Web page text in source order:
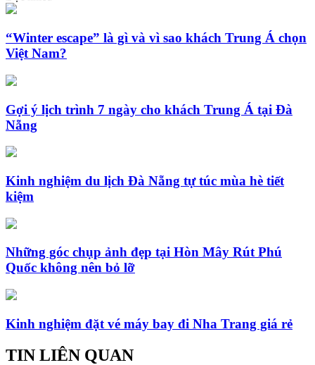
“Winter escape” là gì và vì sao khách Trung Á chọn
Việt Nam?
Gợi ý lịch trình 7 ngày cho khách Trung Á tại Đà
Nẵng
Kinh nghiệm du lịch Đà Nẵng tự túc mùa hè tiết
kiệm
Những góc chụp ảnh đẹp tại Hòn Mây Rút Phú
Quốc không nên bỏ lỡ
Kinh nghiệm đặt vé máy bay đi Nha Trang giá rẻ
TIN LIÊN QUAN